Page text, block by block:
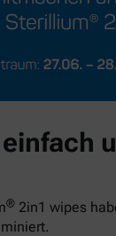
® 2in1 wipes